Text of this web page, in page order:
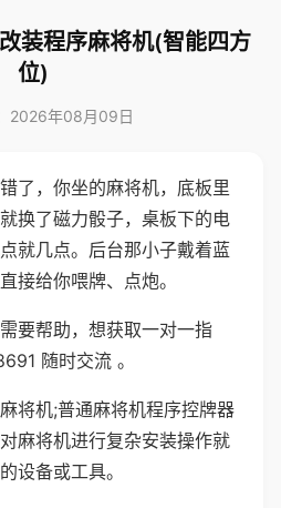
装程序麻将机(智能四方
位)
2026年08月09日
了，你坐的麻将机，底板里
换了磁力骰子，桌板下的电
就几点。后台那小子戴着蓝
接给你喂牌、点炮。
要帮助，想获取一对一指
随时交流 。
将机;普通麻将机程序控牌器
麻将机进行复杂安装操作就
设备或工具。